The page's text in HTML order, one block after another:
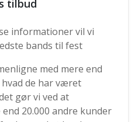
tilbud
informationer vil vi
bands til fest
med mere end
hvad de har været
gør vi ved at
20.000 andre kunder